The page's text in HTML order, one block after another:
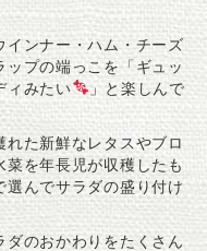
インナー・ハム・チーズ
プの端っこを「ギュッ
ィみたい
」と楽しんで
た新鮮なレタスやブロ
を年長児が収穫したも
んでサラダの盛り付け
のおかわりをたくさん